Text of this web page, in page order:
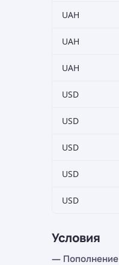
UAH
UAH
UAH
USD
USD
USD
USD
USD
Условия
— Пополнение